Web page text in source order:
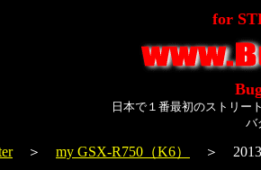
for
日本で１番最初のストリー
バ
＞ my GSX-R750（K6） ＞ 2013